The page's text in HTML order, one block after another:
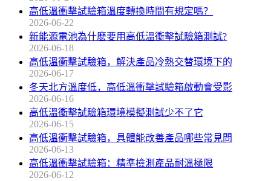
高低溫衝擊試驗箱溫度轉換時間有規定嗎？
2026-06-22
新能源電池為什麽要用高低溫衝擊試驗箱測試?
2026-06-18
高低溫衝擊試驗箱，解決產品冷熱交替環境下的
2026-06-17
冬天北方溫度低，高低溫衝擊試驗箱啟動會受影
2026-06-16
高低溫衝擊試驗箱環境模擬測試少不了它
2026-06-15
高低溫衝擊試驗箱，具體能改善產品哪些常見問
2026-06-13
高低溫衝擊試驗箱：精準檢測產品耐溫極限
2026-06-12